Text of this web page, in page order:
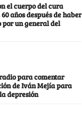
el cuerpo del cura
años después de haber
por un general del
para comentar
de Iván Mejía para
depresión